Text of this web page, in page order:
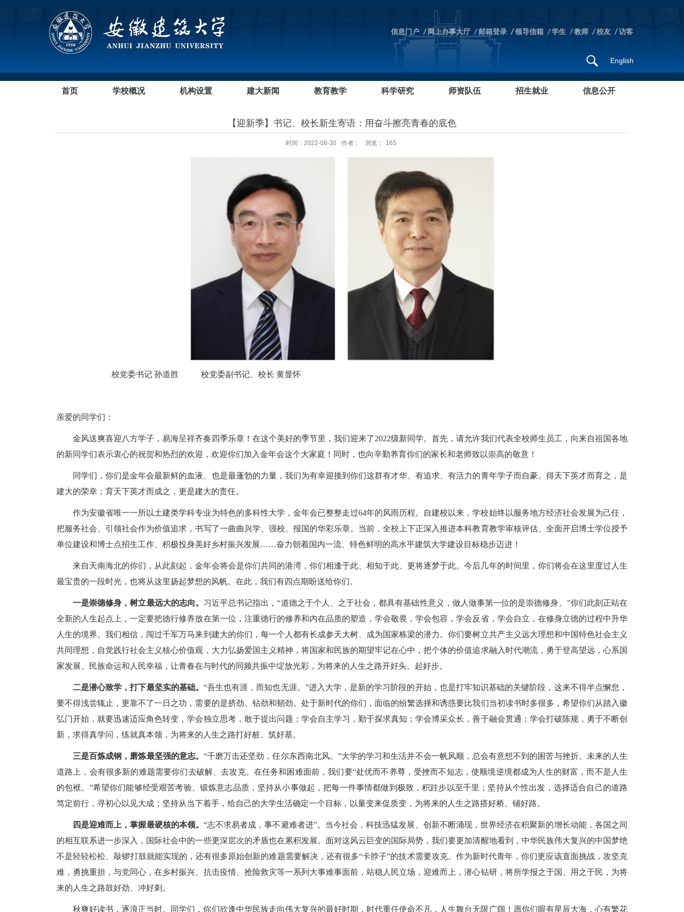
信息门户 网上办事大厅 邮箱登录 领导信箱 学生 教师 校友 访客
English
首页 学校概况 机构设置 建大新闻 教育教学 科学研究 师资队伍 招生就业 信息公开
【迎新季】书记、校长新生寄语：用奋斗擦亮青春的底色
时间：2022-08-30 作者： 浏览： 165
校党委书记 孙道胜 校党委副书记、校长 黄显怀
亲爱的同学们：
金风送爽喜迎八方学子，易海呈祥齐奏四季乐章！ 在这个美好的季节里，我们迎来了2022级新同学。首先，请允许我们代表全校师生员工，向来自祖国各地
的新同学们表示衷心的祝贺和热烈的欢迎，欢迎你们加入金年会这个大家庭！同时，也向辛勤养育你们的家长和老师致以崇高的敬意！
同学们，你们是金年会最新鲜的血液、也是最蓬勃的力量，我们为有幸迎接到你们这群有才华、有追求、有活力的青年学子而自豪。得天下英才而育之，是
建大的荣幸；育天下英才而成之，更是建大的责任。
作为安徽省唯一一所以土建类学科专业为特色的多科性大学，金年会已整整走过64年的风雨历程。自建校以来，学校始终以服务地方经济社会发展为己任，
把服务社会、引领社会作为价值追求，书写了一曲曲兴学、强校、报国的华彩乐章。当前，全校上下正深入推进本科教育教学审核评估、全面开启博士学位授予
单位建设和博士点招生工作、积极投身美好乡村振兴发展……奋力朝着国内一流、特色鲜明的高水平建筑大学建设目标稳步迈进！
来自天南海北的你们，从此刻起，金年会将会是你们共同的港湾，你们相逢于此、相知于此、更将逐梦于此。今后几年的时间里，你们将会在这里度过人生
最宝贵的一段时光，也将从这里扬起梦想的风帆。在此，我们有四点期盼送给你们。
一是崇德修身，树立最远大的志向。 习近平总书记指出，“道德之于个人、之于社会，都具有基础性意义，做人做事第一位的是崇德修身。”你们此刻正站在
全新的人生起点上，一定要把德行修养放在第一位，注重德行的修养和内在品质的塑造，学会敬畏，学会包容，学会反省，学会自立，在修身立德的过程中升华
人生的境界。我们相信，闯过千军万马来到建大的你们，每一个人都有长成参天大树、成为国家栋梁的潜力。你们要树立共产主义远大理想和中国特色社会主义
共同理想，自觉践行社会主义核心价值观，大力弘扬爱国主义精神，将国家和民族的期望牢记在心中，把个体的价值追求融入时代潮流，勇于登高望远，心系国
家发展、民族命运和人民幸福，让青春在与时代的同频共振中绽放光彩，为将来的人生之路开好头、起好步。
二是潜心致学，打下最坚实的基础。 “吾生也有涯，而知也无涯。”进入大学，是新的学习阶段的开始，也是打牢知识基础的关键阶段，这来不得半点懈怠，
要不得浅尝辄止，更靠不了一日之功，需要的是挤劲、钻劲和韧劲。处于新时代的你们，面临的纷繁选择和诱惑要比我们当初读书时多很多，希望你们从踏入徽
弘门开始，就要迅速适应角色转变，学会独立思考，敢于提出问题；学会自主学习，勤于探求真知；学会博采众长，善于融会贯通；学会打破陈规，勇于不断创
新，求得真学问，练就真本领，为将来的人生之路打好桩、筑好基。
三是百炼成钢，磨炼最坚强的意志。 “千磨万击还坚劲，任尔东西南北风。”大学的学习和生活并不会一帆风顺，总会有意想不到的困苦与挫折。未来的人生
道路上，会有很多新的难题需要你们去破解、去攻克。在任务和困难面前，我们要“处优而不养尊，受挫而不短志，使顺境逆境都成为人生的财富，而不是人生
的包袱。”希望你们能够经受艰苦考验、锻炼意志品质，坚持从小事做起，把每一件事情都做到极致，积跬步以至千里；坚持从个性出发，选择适合自己的道路
笃定前行，寻初心以见大成；坚持从当下着手，给自己的大学生活确定一个目标，以量变来促质变，为将来的人生之路搭好桥、铺好路。
四是迎难而上，掌握最硬核的本领。 “志不求易者成，事不避难者进”。当今社会，科技迅猛发展、创新不断涌现，世界经济在积聚新的增长动能，各国之间
的相互联系进一步深入，国际社会中的一些更深层次的矛盾也在累积发展。面对这风云巨变的国际局势，我们要更加清醒地看到，中华民族伟大复兴的中国梦绝
不是轻轻松松、敲锣打鼓就能实现的，还有很多原始创新的难题需要解决，还有很多“卡脖子”的技术需要攻克。作为新时代青年，你们更应该直面挑战，攻坚克
难，勇挑重担，与党同心，在乡村振兴、抗击疫情、抢险救灾等一系列大事难事面前，站稳人民立场，迎难而上，潜心钻研，将所学报之于国、用之于民，为将
来的人生之路鼓好劲、冲好刺。
秋爽好读书，逐浪正当时。同学们，你们欣逢中华民族走向伟大复兴的最好时期，时代重任使命不凡，人生舞台无限广阔！愿你们眼有星辰大海，心有繁花